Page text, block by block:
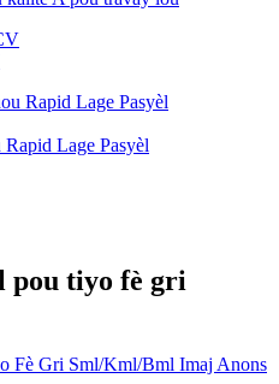
Lage Pasyèl
pou tiyo fè gri